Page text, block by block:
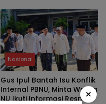
Kendala
Nasional
Gus Ipul Bantah Isu Konflik
Internal PBNU, Minta Warga
NU Ikuti Informasi Resmi ×